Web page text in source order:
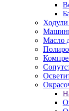
Ходули
Масло